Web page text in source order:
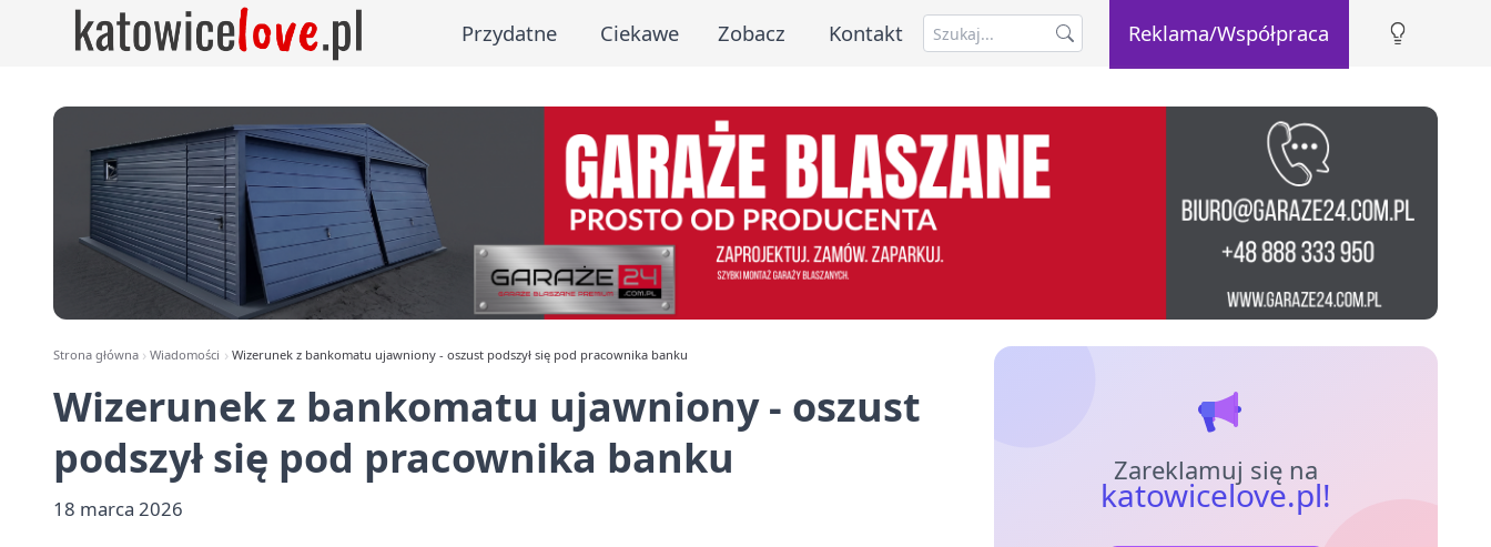
Przydatne Ciekawe Zobacz Kontakt Reklama/Współpraca
Strona główna Wiadomości Wizerunek z bankomatu ujawniony - oszust podszył się pod pracownika banku
Wizerunek z bankomatu ujawniony - oszust
podszył się pod pracownika banku
18 marca 2026
Zareklamuj się na
katowicelove.pl!